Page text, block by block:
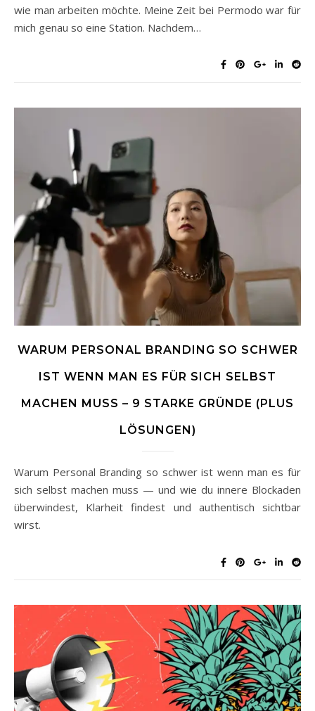
wie man arbeiten möchte. Meine Zeit bei Permodo war für
mich genau so eine Station. Nachdem…
WARUM PERSONAL BRANDING SO SCHWER
IST WENN MAN ES FÜR SICH SELBST
MACHEN MUSS – 9 STARKE GRÜNDE (PLUS
LÖSUNGEN)
Warum Personal Branding so schwer ist wenn man es für
sich selbst machen muss — und wie du innere Blockaden
überwindest, Klarheit findest und authentisch sichtbar
wirst.